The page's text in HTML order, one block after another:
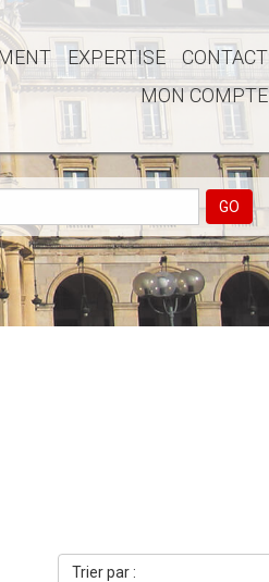
EXPERTISE
CONTACT
MON COMPTE
GO
Trier par :